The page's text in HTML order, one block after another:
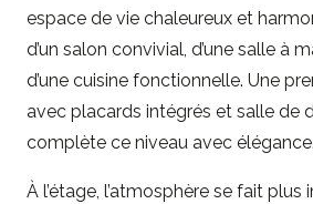
espace de vie chaleureux et
d’un salon convivial, d’une salle à
d’une cuisine fonctionnelle. Une
avec placards intégrés et salle de
complète ce niveau avec élégance.
À l’étage, l’atmosphère se fait plus